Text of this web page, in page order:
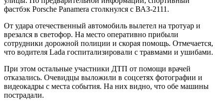
фастбэк Porsche Panamera столкнулся с ВАЗ-2111.
От удара отечественный автомобиль вылетел на тротуар и
врезался в светофор. На место оперативно прибыли
сотрудники дорожной полиции и скорая помощь. Отмечается,
что водителя Lada госпитализировали с травмами и ушибами.
При этом остальные участники ДТП от помощи врачей
отказались. Очевидцы выложили в соцсетях фотографии и
видеокадры с места события. На них видно, что обе машины
пострадали.